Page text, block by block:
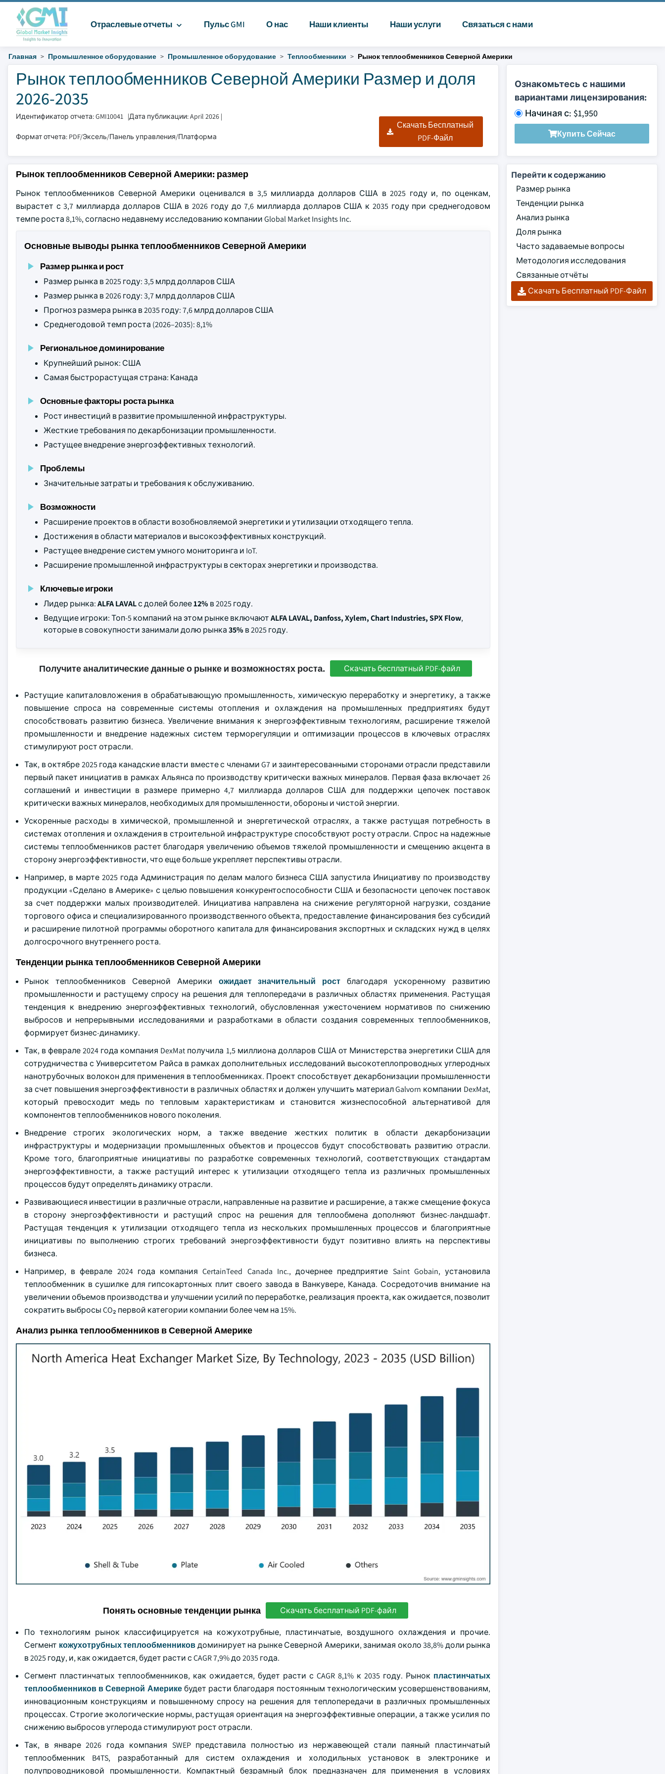
Отраслевые отчеты Пульс GMI О нас Наши клиенты Наши услуги Связаться с нами
Главная Промышленное оборудование Промышленное оборудование Теплообменники Рынок теплообменников Северной Америки
Рынок теплообменников Северной Америки Размер и доля
2026-2035
Идентификатор отчета: GMI10041 |Дата публикации: April 2026 |
Формат отчета: PDF/Эксель/Панель управления/Платформа
Скачать Бесплатный
PDF-Файл
Ознакомьтесь с нашими
вариантами лицензирования:
Начиная с: $1,950
Купить Сейчас
Рынок теплообменников Северной Америки: размер
Рынок теплообменников Северной Америки оценивался в 3,5 миллиарда долларов США в 2025 году и, по оценкам,
вырастет с 3,7 миллиарда долларов США в 2026 году до 7,6 миллиарда долларов США к 2035 году при среднегодовом
темпе роста 8,1%, согласно недавнему исследованию компании Global Market Insights Inc.
Основные выводы рынка теплообменников Северной Америки
Размер рынка и рост
Размер рынка в 2025 году: 3,5 млрд долларов США
Размер рынка в 2026 году: 3,7 млрд долларов США
Прогноз размера рынка в 2035 году: 7,6 млрд долларов США
Среднегодовой темп роста (2026–2035): 8,1%
Региональное доминирование
Крупнейший рынок: США
Самая быстрорастущая страна: Канада
Основные факторы роста рынка
Рост инвестиций в развитие промышленной инфраструктуры.
Жесткие требования по декарбонизации промышленности.
Растущее внедрение энергоэффективных технологий.
Проблемы
Значительные затраты и требования к обслуживанию.
Возможности
Расширение проектов в области возобновляемой энергетики и утилизации отходящего тепла.
Достижения в области материалов и высокоэффективных конструкций.
Растущее внедрение систем умного мониторинга и IoT.
Расширение промышленной инфраструктуры в секторах энергетики и производства.
Ключевые игроки
Лидер рынка:ALFA LAVALс долей более12% в 2025 году.
Ведущие игроки: Топ-5 компаний на этом рынке включаютALFA LAVAL, Danfoss, Xylem, Chart Industries, SPX Flow,
которые в совокупности занимали долю рынка35% в 2025 году.
Получите аналитические данные о рынке и возможностях роста. Скачать бесплатный PDF-файл
Растущие капиталовложения в обрабатывающую промышленность, химическую переработку и энергетику, а также
повышение спроса на современные системы отопления и охлаждения на промышленных предприятиях будут
способствовать развитию бизнеса. Увеличение внимания к энергоэффективным технологиям, расширение тяжелой
промышленности и внедрение надежных систем терморегуляции и оптимизации процессов в ключевых отраслях
стимулируют рост отрасли.
Так, в октябре 2025 года канадские власти вместе с членами G7 и заинтересованными сторонами отрасли представили
первый пакет инициатив в рамках Альянса по производству критически важных минералов. Первая фаза включает 26
соглашений и инвестиции в размере примерно 4,7 миллиарда долларов США для поддержки цепочек поставок
критически важных минералов, необходимых для промышленности, обороны и чистой энергии.
Ускоренные расходы в химической, промышленной и энергетической отраслях, а также растущая потребность в
системах отопления и охлаждения в строительной инфраструктуре способствуют росту отрасли. Спрос на надежные
системы теплообменников растет благодаря увеличению объемов тяжелой промышленности и смещению акцента в
сторону энергоэффективности, что еще больше укрепляет перспективы отрасли.
Например, в марте 2025 года Администрация по делам малого бизнеса США запустила Инициативу по производству
продукции «Сделано в Америке» с целью повышения конкурентоспособности США и безопасности цепочек поставок
за счет поддержки малых производителей. Инициатива направлена на снижение регуляторной нагрузки, создание
торгового офиса и специализированного производственного объекта, предоставление финансирования без субсидий
и расширение пилотной программы оборотного капитала для финансирования экспортных и складских нужд в целях
долгосрочного внутреннего роста.
Тенденции рынка теплообменников Северной Америки
Рынок теплообменников Северной Америки ожидает значительный рост благодаря ускоренному развитию
промышленности и растущему спросу на решения для теплопередачи в различных областях применения. Растущая
тенденция к внедрению энергоэффективных технологий, обусловленная ужесточением нормативов по снижению
выбросов и непрерывными исследованиями и разработками в области создания современных теплообменников,
формирует бизнес-динамику.
Так, в феврале 2024 года компания DexMat получила 1,5 миллиона долларов США от Министерства энергетики США для
сотрудничества с Университетом Райса в рамках дополнительных исследований высокотеплопроводных углеродных
нанотрубочных волокон для применения в теплообменниках. Проект способствует декарбонизации промышленности
за счет повышения энергоэффективности в различных областях и должен улучшить материал Galvorn компании DexMat,
который превосходит медь по тепловым характеристикам и становится жизнеспособной альтернативой для
компонентов теплообменников нового поколения.
Внедрение строгих экологических норм, а также введение жестких политик в области декарбонизации
инфраструктуры и модернизации промышленных объектов и процессов будут способствовать развитию отрасли.
Кроме того, благоприятные инициативы по разработке современных технологий, соответствующих стандартам
энергоэффективности, а также растущий интерес к утилизации отходящего тепла из различных промышленных
процессов будут определять динамику отрасли.
Развивающиеся инвестиции в различные отрасли, направленные на развитие и расширение, а также смещение фокуса
в сторону энергоэффективности и растущий спрос на решения для теплообмена дополняют бизнес-ландшафт.
Растущая тенденция к утилизации отходящего тепла из нескольких промышленных процессов и благоприятные
инициативы по выполнению строгих требований энергоэффективности будут позитивно влиять на перспективы
бизнеса.
Например, в феврале 2024 года компания CertainTeed Canada Inc., дочернее предприятие Saint Gobain, установила
теплообменник в сушилке для гипсокартонных плит своего завода в Ванкувере, Канада. Сосредоточив внимание на
увеличении объемов производства и улучшении усилий по переработке, реализация проекта, как ожидается, позволит
сократить выбросы CO₂ первой категории компании более чем на 15%.
Анализ рынка теплообменников в Северной Америке
Понять основные тенденции рынка Скачать бесплатный PDF-файл
По технологиям рынок классифицируется на кожухотрубные, пластинчатые, воздушного охлаждения и прочие.
Сегмент кожухотрубных теплообменниковдоминирует на рынке Северной Америки, занимая около 38,8% доли рынка
в 2025 году, и, как ожидается, будет расти с CAGR 7,9% до 2035 года.
Сегмент пластинчатых теплообменников, как ожидается, будет расти с CAGR 8,1% к 2035 году. Рынок пластинчатых
теплообменников в Северной Америкебудет расти благодаря постоянным технологическим усовершенствованиям,
инновационным конструкциям и повышенному спросу на решения для теплопередачи в различных промышленных
процессах. Строгие экологические нормы, растущая ориентация на энергоэффективные операции, а также усилия по
снижению выбросов углерода стимулируют рост отрасли.
Так, в январе 2026 года компания SWEP представила полностью из нержавеющей стали паяный пластинчатый
теплообменник B4TS, разработанный для систем охлаждения и холодильных установок в электронике и
полупроводниковой промышленности. Компактный безрамный блок предназначен для применения в условиях
Перейти к содержанию
Размер рынка
Тенденции рынка
Анализ рынка
Доля рынка
Часто задаваемые вопросы
Методология исследования
Связанные отчёты
Скачать Бесплатный PDF-Файл